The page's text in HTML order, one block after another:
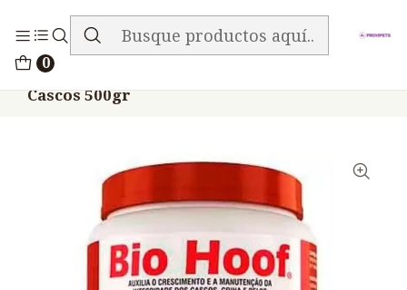
0
ENVIO GRATIS EN TODA LA TIENDA
Cascos 500gr